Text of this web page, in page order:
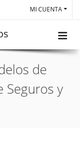
MI CUENTA
de
Seguros y